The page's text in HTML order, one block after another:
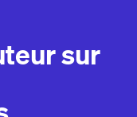
sur